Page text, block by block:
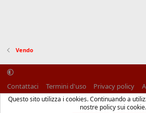
Vendo
Contattaci Termini d'uso Privacy policy
Community platform by XenForo® © 2010-2025
Questo sito utilizza i cookies. Continuando a
nostre policy sui cookie.